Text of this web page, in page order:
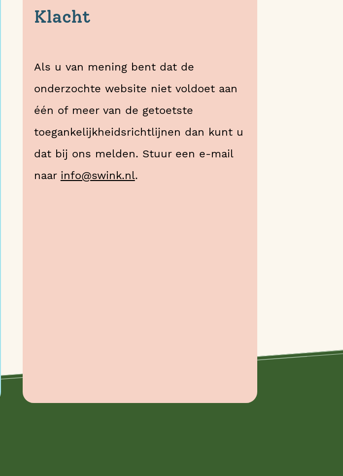
Klacht
Als u van mening bent dat de
onderzochte website niet voldoet aan
één of meer van de getoetste
toegankelijkheidsrichtlijnen dan kunt u
dat bij ons melden. Stuur een e-mail
naar info@swink.nl.